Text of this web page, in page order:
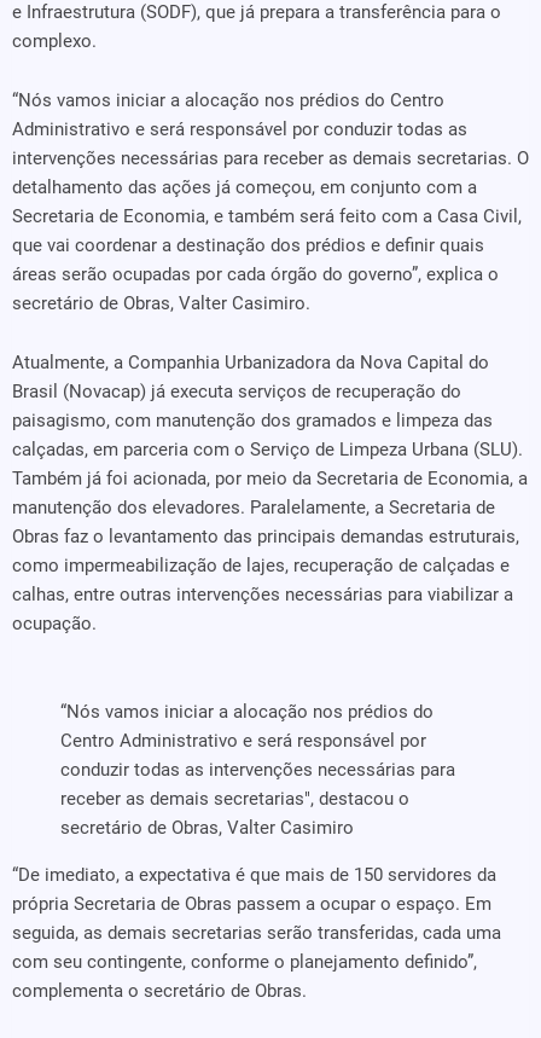
e Infraestrutura (SODF), que já prepara a transferência para o
complexo.
“Nós vamos iniciar a alocação nos prédios do Centro
Administrativo e será responsável por conduzir todas as
intervenções necessárias para receber as demais secretarias. O
detalhamento das ações já começou, em conjunto com a
Secretaria de Economia, e também será feito com a Casa Civil,
que vai coordenar a destinação dos prédios e definir quais
áreas serão ocupadas por cada órgão do governo”, explica o
secretário de Obras, Valter Casimiro.
Atualmente, a Companhia Urbanizadora da Nova Capital do
Brasil (Novacap) já executa serviços de recuperação do
paisagismo, com manutenção dos gramados e limpeza das
calçadas, em parceria com o Serviço de Limpeza Urbana (SLU).
Também já foi acionada, por meio da Secretaria de Economia, a
manutenção dos elevadores. Paralelamente, a Secretaria de
Obras faz o levantamento das principais demandas estruturais,
como impermeabilização de lajes, recuperação de calçadas e
calhas, entre outras intervenções necessárias para viabilizar a
ocupação.
“Nós vamos iniciar a alocação nos prédios do
Centro Administrativo e será responsável por
conduzir todas as intervenções necessárias para
receber as demais secretarias", destacou o
secretário de Obras, Valter Casimiro
“De imediato, a expectativa é que mais de 150 servidores da
própria Secretaria de Obras passem a ocupar o espaço. Em
seguida, as demais secretarias serão transferidas, cada uma
com seu contingente, conforme o planejamento definido”,
complementa o secretário de Obras.